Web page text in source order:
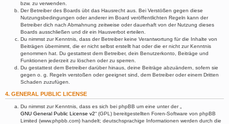
bzw. zu verwenden.
Der Betreiber des Boards übt das Hausrecht aus. Bei Verstößen gegen diese
Nutzungsbedingungen oder anderer im Board veröffentlichten Regeln kann der
Betreiber dich nach Abmahnung zeitweise oder dauerhaft von der Nutzung dieses
Boards ausschließen und dir ein Hausverbot erteilen.
Du nimmst zur Kenntnis, dass der Betreiber keine Verantwortung für die Inhalte von
Beiträgen übernimmt, die er nicht selbst erstellt hat oder die er nicht zur Kenntnis
genommen hat. Du gestattest dem Betreiber, dein Benutzerkonto, Beiträge und
Funktionen jederzeit zu löschen oder zu sperren.
Du gestattest dem Betreiber darüber hinaus, deine Beiträge abzuändern, sofern sie
gegen o. g. Regeln verstoßen oder geeignet sind, dem Betreiber oder einem Dritten
Schaden zuzufügen.
4. GENERAL PUBLIC LICENSE
Du nimmst zur Kenntnis, dass es sich bei phpBB um eine unter der „
GNU General Public License v2“ (GPL) bereitgestellten Foren-Software von phpBB
Limited (www.phpbb.com) handelt; deutschsprachige Informationen werden durch die